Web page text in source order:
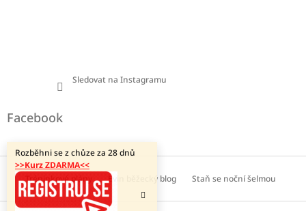
Rozběhni se z chůze za 28 dnů
>>Kurz ZDARMA<<
Sledovat na Instagramu
Facebook
Tréninkové plány Evin běžecký blog Staň se noční šelmou